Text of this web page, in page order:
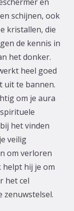
schijnen, ook
kristallen, die
de kennis in
het donker.
heel goed
uit te bannen.
om je aura
het vinden
veilig
om verloren
helpt hij je om
het cel
zenuwstelsel.